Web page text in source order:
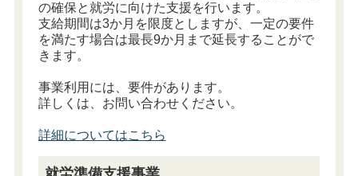
の確保と就労に向けた支援を行います。
支給期間は3か月を限度としますが、一定の要件
を満たす場合は最長9か月まで延長することがで
きます。
事業利用には、要件があります。
詳しくは、お問い合わせください。
詳細についてはこちら